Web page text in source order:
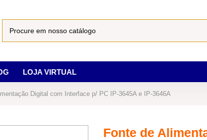
LOJA VIRTUAL
Digital com Interface p/ PC IP-3645A e IP-3646A
Fonte de